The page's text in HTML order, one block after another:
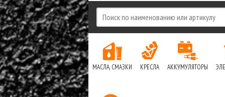
МАСЛА, СМАЗКИ КРЕСЛА АККУМУЛЯТОРЫ